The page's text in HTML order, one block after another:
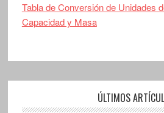
Tabla de Conversión de Unidades
Capacidad y Masa
ÚLTIMOS